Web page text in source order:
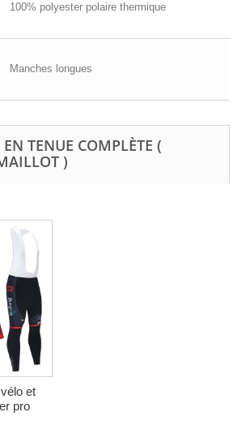
100% polyester polaire thermique
Manches longues
EN TENUE COMPLÈTE (
)
et
pro